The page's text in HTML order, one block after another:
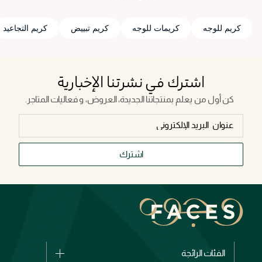
كريم للوجه كريمات للوجه كريم تبييض كريم التجاعيد
اشترك في نشرتنا الإخبارية
كن أول من يعلم بمنتجاتنا الجديدة، العروض، و فعاليات المتاجر.
اشترك
الفئات الرائجة